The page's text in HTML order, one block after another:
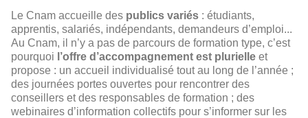
Le Cnam accueille des publics variés : étudiants,
apprentis, salariés, indépendants, demandeurs d’emploi...
Au Cnam, il n’y a pas de parcours de formation type, c’est
pourquoi l’offre d’accompagnement est plurielle et
propose : un accueil individualisé tout au long de l’année ;
des journées portes ouvertes pour rencontrer des
conseillers et des responsables de formation ; des
webinaires d’information collectifs pour s’informer sur les